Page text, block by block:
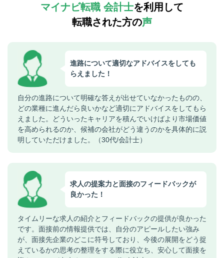
マイナビ転職 会計士を利用して
転職された方の声
進路について適切なアドバイスをしても
らえました！
自分の進路について明確な答えが出せていなかったものの、
どの業種に進んだら良いかなど適切にアドバイスをしてもら
えました。どういったキャリアを積んでいけばより市場価値
を高められるのか、候補の会社がどう違うのかを具体的に説
明していただけました。（30代/会計士）
求人の提案力と面接のフィードバックが
良かった！
タイムリーな求人の紹介とフィードバックの提供が良かった
です。面接前の情報提供では、自分のアピールしたい強み
が、面接先企業のどこに符号しており、今後の展開をどう捉
えているかの思考の整理をする際に役立ち、安心して面接を